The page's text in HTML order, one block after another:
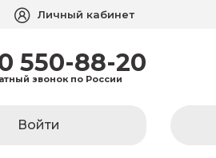
Личный кабинет
550-88-20
звонок по России
Войти